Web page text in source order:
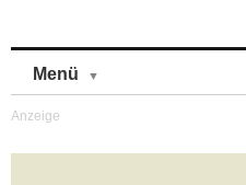
Menü